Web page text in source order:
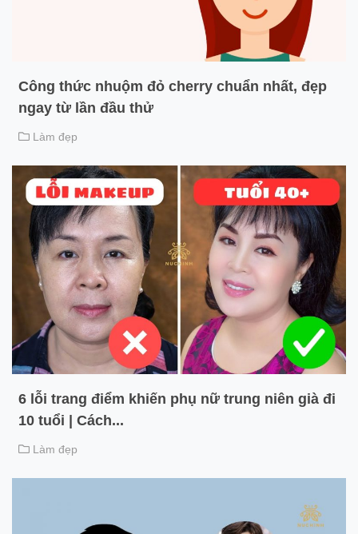
Công thức nhuộm đỏ cherry chuẩn nhất, đẹp
ngay từ lần đầu thử
Làm đẹp
6 lỗi trang điểm khiến phụ nữ trung niên già đi
10 tuổi | Cách...
Làm đẹp